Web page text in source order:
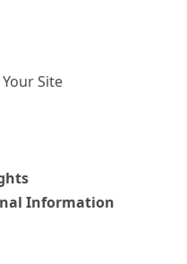
Site
Information